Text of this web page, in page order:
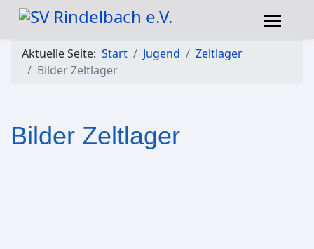
Aktuelle Seite: Start Jugend
Zeltlager
Bilder Zeltlager
Bilder Zeltlager